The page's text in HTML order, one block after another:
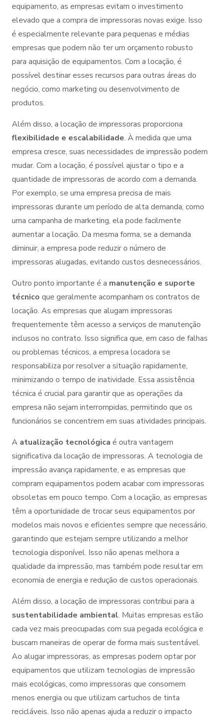
equipamento, as empresas evitam o investimento
elevado que a compra de impressoras novas exige. Isso
é especialmente relevante para pequenas e médias
empresas que podem não ter um orçamento robusto
para aquisição de equipamentos. Com a locação, é
possível destinar esses recursos para outras áreas do
negócio, como marketing ou desenvolvimento de
produtos.
Além disso, a locação de impressoras proporciona
flexibilidade e escalabilidade. À medida que uma
empresa cresce, suas necessidades de impressão podem
mudar. Com a locação, é possível ajustar o tipo e a
quantidade de impressoras de acordo com a demanda.
Por exemplo, se uma empresa precisa de mais
impressoras durante um período de alta demanda, como
uma campanha de marketing, ela pode facilmente
aumentar a locação. Da mesma forma, se a demanda
diminuir, a empresa pode reduzir o número de
impressoras alugadas, evitando custos desnecessários.
Outro ponto importante é a manutenção e suporte
técnico que geralmente acompanham os contratos de
locação. As empresas que alugam impressoras
frequentemente têm acesso a serviços de manutenção
inclusos no contrato. Isso significa que, em caso de falhas
ou problemas técnicos, a empresa locadora se
responsabiliza por resolver a situação rapidamente,
minimizando o tempo de inatividade. Essa assistência
técnica é crucial para garantir que as operações da
empresa não sejam interrompidas, permitindo que os
funcionários se concentrem em suas atividades principais.
A atualização tecnológica é outra vantagem
significativa da locação de impressoras. A tecnologia de
impressão avança rapidamente, e as empresas que
compram equipamentos podem acabar com impressoras
obsoletas em pouco tempo. Com a locação, as empresas
têm a oportunidade de trocar seus equipamentos por
modelos mais novos e eficientes sempre que necessário,
garantindo que estejam sempre utilizando a melhor
tecnologia disponível. Isso não apenas melhora a
qualidade da impressão, mas também pode resultar em
economia de energia e redução de custos operacionais.
Além disso, a locação de impressoras contribui para a
sustentabilidade ambiental. Muitas empresas estão
cada vez mais preocupadas com sua pegada ecológica e
buscam maneiras de operar de forma mais sustentável.
Ao alugar impressoras, as empresas podem optar por
equipamentos que utilizam tecnologias de impressão
mais ecológicas, como impressoras que consomem
menos energia ou que utilizam cartuchos de tinta
recicláveis. Isso não apenas ajuda a reduzir o impacto